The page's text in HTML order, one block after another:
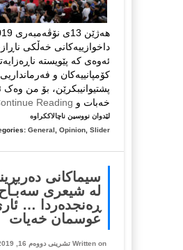
داخوازییەکانی خەڵکی
ئەوەی کە پێویستە
کۆمپانییەکان و
پشتیوانیبکرێن، بۆ من
خەبات و
لێدوان نووسین ناچالاککراوەلە
و
ئەگەرە
…
هەژێن
General Opinion Slider
سيماكانى
له‌ شيعرى
ڕه‌نجده‌ردا …
عوسمان خه‌يات
Written on تشرینی دووەم 16, 2019, by